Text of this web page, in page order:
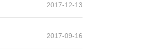
2017-12-13
2017-09-16